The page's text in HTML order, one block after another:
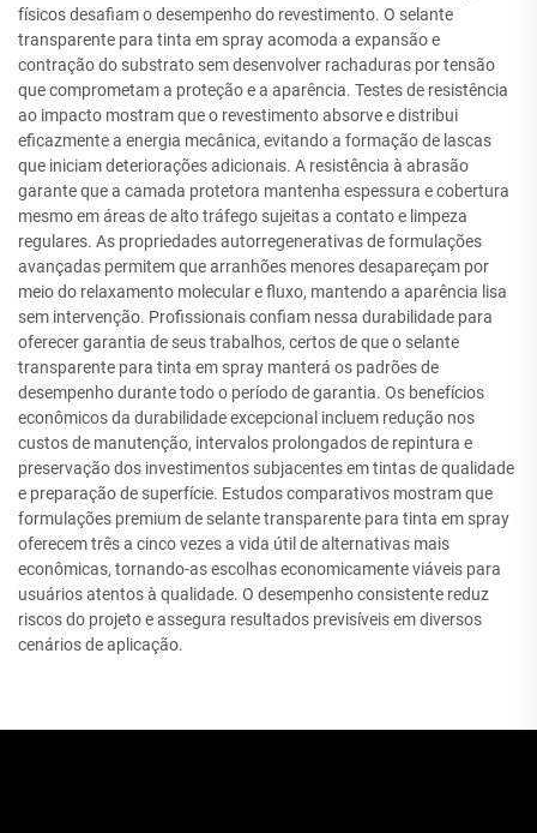
físicos desafiam o desempenho do revestimento. O selante
transparente para tinta em spray acomoda a expansão e
contração do substrato sem desenvolver rachaduras por tensão
que comprometam a proteção e a aparência. Testes de resistência
ao impacto mostram que o revestimento absorve e distribui
eficazmente a energia mecânica, evitando a formação de lascas
que iniciam deteriorações adicionais. A resistência à abrasão
garante que a camada protetora mantenha espessura e cobertura
mesmo em áreas de alto tráfego sujeitas a contato e limpeza
regulares. As propriedades autorregenerativas de formulações
avançadas permitem que arranhões menores desapareçam por
meio do relaxamento molecular e fluxo, mantendo a aparência lisa
sem intervenção. Profissionais confiam nessa durabilidade para
oferecer garantia de seus trabalhos, certos de que o selante
transparente para tinta em spray manterá os padrões de
desempenho durante todo o período de garantia. Os benefícios
econômicos da durabilidade excepcional incluem redução nos
custos de manutenção, intervalos prolongados de repintura e
preservação dos investimentos subjacentes em tintas de qualidade
e preparação de superfície. Estudos comparativos mostram que
formulações premium de selante transparente para tinta em spray
oferecem três a cinco vezes a vida útil de alternativas mais
econômicas, tornando-as escolhas economicamente viáveis para
usuários atentos à qualidade. O desempenho consistente reduz
riscos do projeto e assegura resultados previsíveis em diversos
cenários de aplicação.